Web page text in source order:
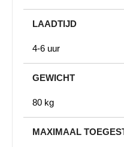
LAADTIJD
4-6 uur
GEWICHT
80 kg
MAXIMAAL